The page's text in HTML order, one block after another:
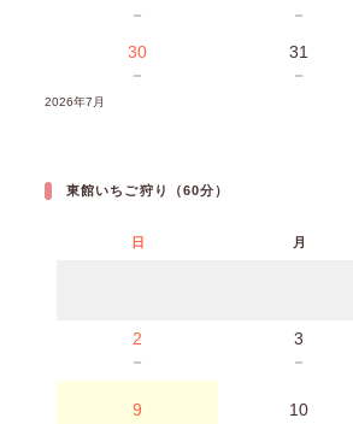
－
－
30
－
31
－
2026年7月
東館いちご狩り（60分）
日 月
2
－
3
－
9
10